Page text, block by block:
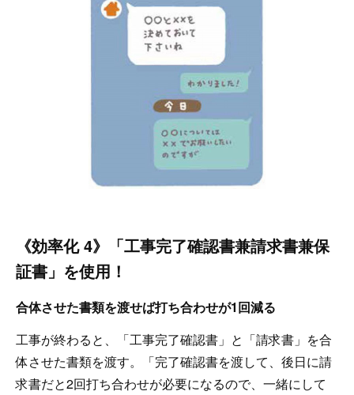
《効率化 4》「工事完了確認書兼請求書兼保
証書」を使用！
合体させた書類を渡せば打ち合わせが1回減る
工事が終わると、「工事完了確認書」と「請求書」を合
体させた書類を渡す。「完了確認書を渡して、後日に請
求書だと2回打ち合わせが必要になるので、一緒にして